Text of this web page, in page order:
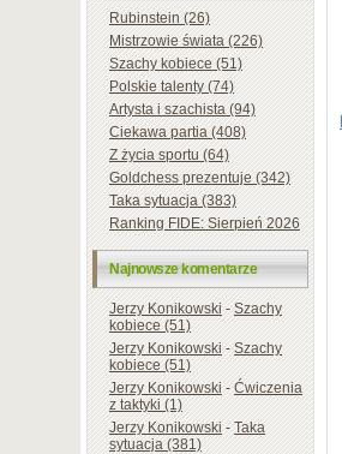
Rubinstein (26)
Mistrzowie świata (226)
Szachy kobiece (51)
Polskie talenty (74)
Artysta i szachista (94)
Ciekawa partia (408)
Z życia sportu (64)
Goldchess prezentuje (342)
Taka sytuacja (383)
Ranking FIDE: Sierpień 2026
Najnowsze komentarze
Jerzy Konikowski-Szachy
kobiece (51)
Jerzy Konikowski-Szachy
kobiece (51)
Jerzy Konikowski-Ćwiczenia
z taktyki (1)
Jerzy Konikowski-Taka
sytuacja (381)